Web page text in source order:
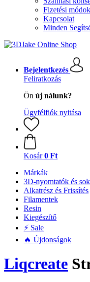
Fizetési módok
Kapcsolat
Minden
Bejelentkezés
Feliratkozás
Ön új nálunk?
Ügyfélfiók nyitása
Kosár 0 Ft
Márkák
3D-nyomtatók és
Alkatrész és Frissítés
Filamentek
Resin
Kiegészítő
⚡ Sale
🔥 Újdonságok
Liqcreate